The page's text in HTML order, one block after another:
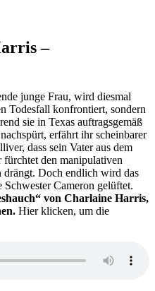
–
junge Frau, wird diesmal
Todesfall konfrontiert, sondern
sie in Texas auftragsgemäß
erfährt ihr scheinbarer
dass sein Vater aus dem
fürchtet den manipulativen
Doch endlich wird das
Cameron gelüftet.
von Charlaine Harris,
Hier klicken, um die